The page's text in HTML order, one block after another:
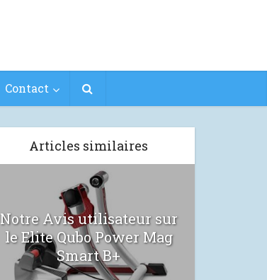
Contact
Articles similaires
Notre Avis utilisateur sur
le Elite Qubo Power Mag
Smart B+